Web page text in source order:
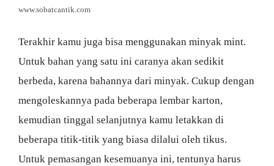
www.sobatcantik.com
Terakhir kamu juga bisa menggunakan minyak mint.
Untuk bahan yang satu ini caranya akan sedikit
berbeda, karena bahannya dari minyak. Cukup dengan
mengoleskannya pada beberapa lembar karton,
kemudian tinggal selanjutnya kamu letakkan di
beberapa titik-titik yang biasa dilalui oleh tikus.
Untuk pemasangan kesemuanya ini, tentunya harus